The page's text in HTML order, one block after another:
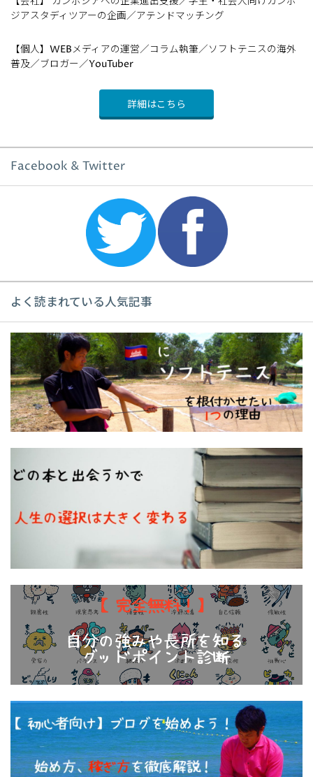
ジアスタディツアーの企画／アテンドマッチング
【個人】WEBメディアの運営／コラム執筆／ソフトテニスの海外
普及／ブロガー／YouTuber
詳細はこちら
Facebook & Twitter
よく読まれている人気記事